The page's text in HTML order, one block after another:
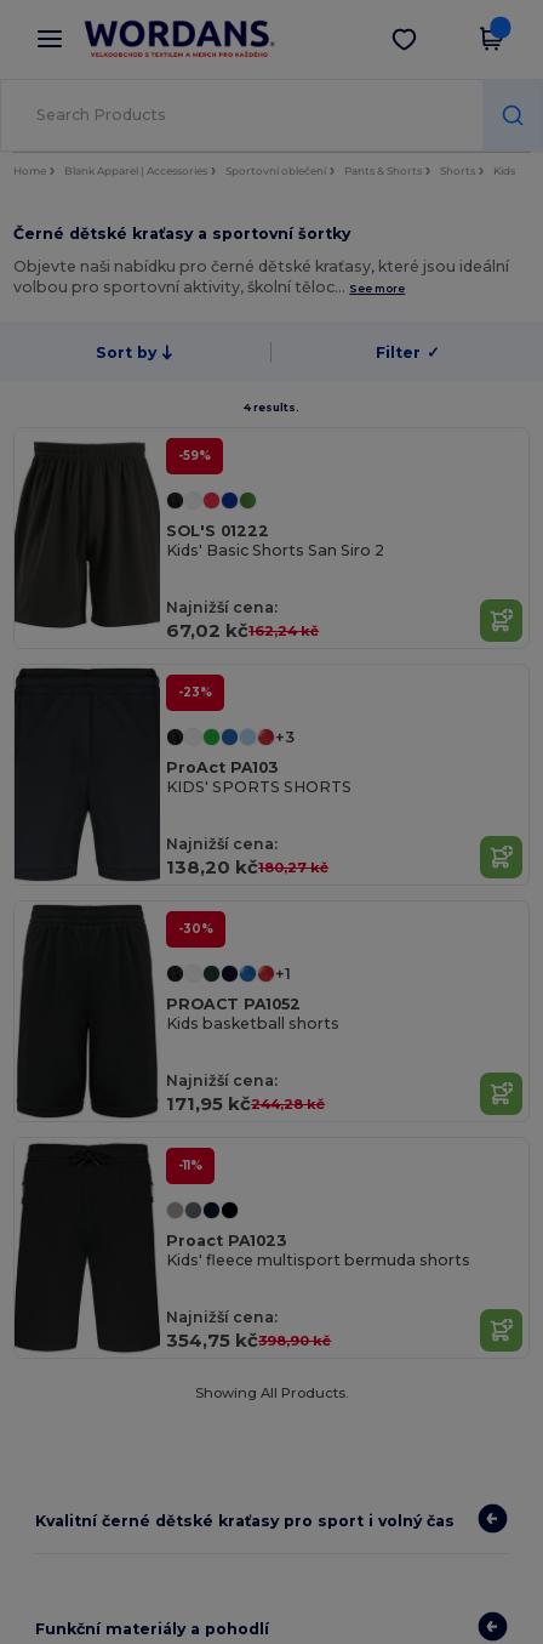
× Aplikace Wordans
Lepší ceny v aplikaci!
Stáhnout app
Home Blank Apparel | Accessories Sportovní oblečení Pants & Shorts Shorts Kids
Černé dětské kraťasy a sportovní šortky
Objevte naši nabídku pro černé dětské kraťasy, které jsou ideální
volbou pro sportovní aktivity, školní těloc… See more
Sort by Filter ✓
4 results.
-59%
SOL'S 01222
Kids' Basic Shorts San Siro 2
Najnižší cena:
67,02 kč162,24 kč
-23%
+3
ProAct PA103
KIDS' SPORTS SHORTS
Najnižší cena:
138,20 kč180,27 kč
-30%
+1
PROACT PA1052
Kids basketball shorts
Najnižší cena:
171,95 kč244,28 kč
-11%
Proact PA1023
Kids' fleece multisport bermuda shorts
Najnižší cena:
354,75 kč398,90 kč
Showing All Products.
Kvalitní černé dětské kraťasy pro sport i volný čas
Funkční materiály a pohodlí